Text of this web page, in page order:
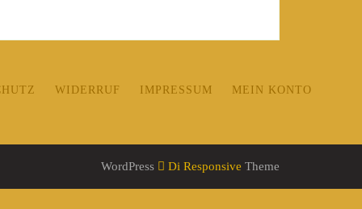
WIDERRUF IMPRESSUM MEIN KONTO
WordPress Di Responsive Theme